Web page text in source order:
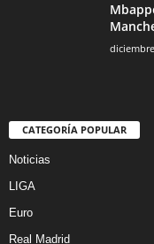
CATEGORÍA POPULAR
Noticias
LIGA
Euro
Real Madrid